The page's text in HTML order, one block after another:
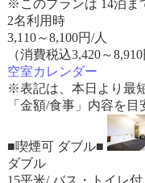
※このプランは 14泊ま
2名利用時
3,110～8,100円/人
（消費税込3,420～8,910
空室カレンダー
※表記は、本日より最
「金額/食事」内容を目
■喫煙可 ダブル■
ダブル
15平米/ バス・トイレ付